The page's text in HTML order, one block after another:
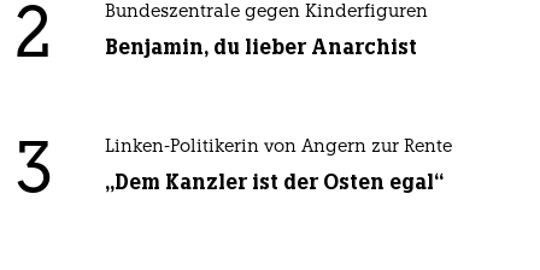
2 Bundeszentrale gegen Kinderfiguren
Benjamin, du lieber Anarchist
3 Linken-Politikerin von Angern zur Rente
„Dem Kanzler ist der Osten egal“